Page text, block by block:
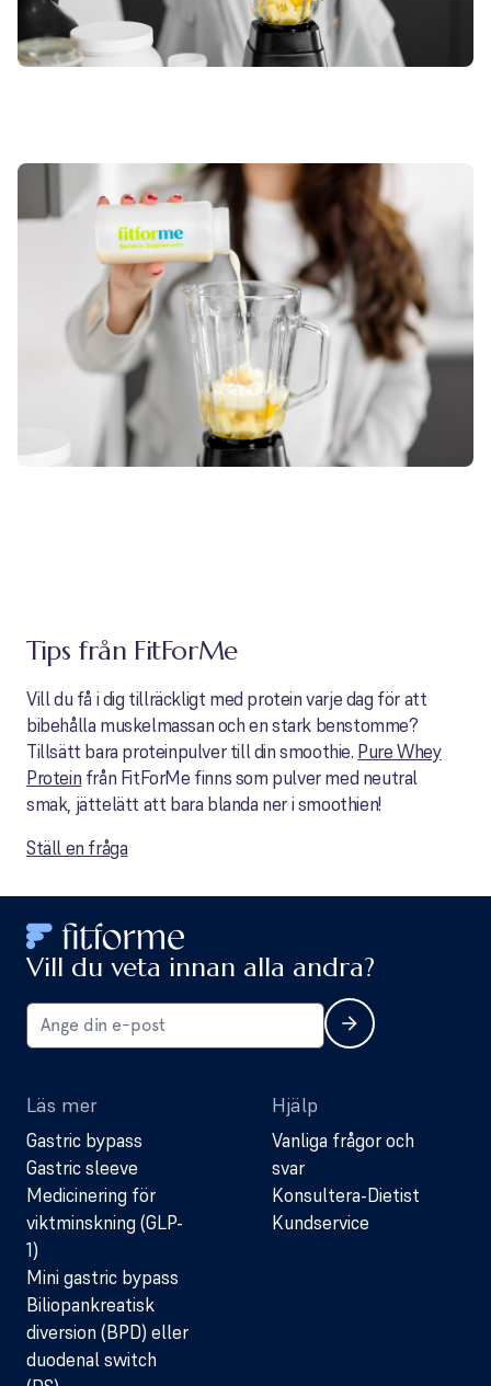
Tips från FitForMe
Vill du få i dig tillräckligt med protein varje dag för att
bibehålla muskelmassan och en stark benstomme?
Tillsätt bara proteinpulver till din smoothie. Pure Whey
Protein från FitForMe finns som pulver med neutral
smak, jättelätt att bara blanda ner i smoothien!
Ställ en fråga
Vill du veta innan alla andra?
Läs mer
Gastric bypass
Gastric sleeve
Medicinering för
viktminskning (GLP-
1)
Mini gastric bypass
Biliopankreatisk
diversion (BPD) eller
duodenal switch
Hjälp
Vanliga frågor och
svar
Konsultera-Dietist
Kundservice